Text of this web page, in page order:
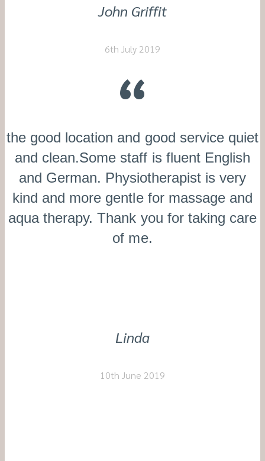
John Griffit
6th July 2019
the good location and good service quiet
and clean.Some staff is fluent English
and German. Physiotherapist is very
kind and more gentle for massage and
aqua therapy. Thank you for taking care
of me.
Linda
10th June 2019